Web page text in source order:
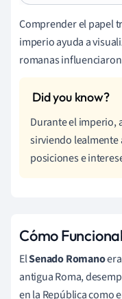
Comprender el papel
imperio ayuda a
romanas
Durante el imperio,
sirviendo lealmente
posiciones e
Cómo
ElSenado Romano
antigua Roma,
en la República como